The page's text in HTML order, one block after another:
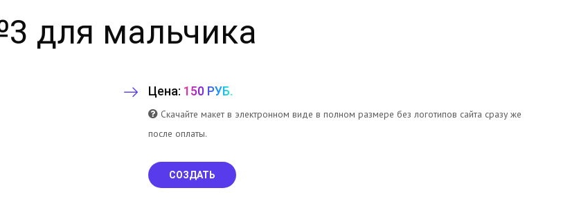
для мальчика
Цена: 150 РУБ.
Скачайте макет в электронном виде в полном размере без логотипов сайта сразу же
после оплаты.
СОЗДАТЬ